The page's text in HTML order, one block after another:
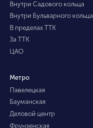
Внутри Садового кольца
Внутри Бульварного кольца
В пределах ТТК
За ТТК
ЦАО
Метро
Павелецкая
Бауманская
Деловой центр
Фрунзенская